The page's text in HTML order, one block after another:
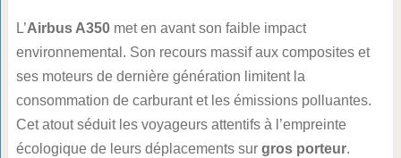
L’Airbus A350met en avant son faible impact
environnemental. Son recours massif aux composites et
ses moteurs de dernière génération limitent la
consommation de carburant et les émissions polluantes.
Cet atout séduit les voyageurs attentifs à l’empreinte
écologique de leurs déplacements sur gros porteur.